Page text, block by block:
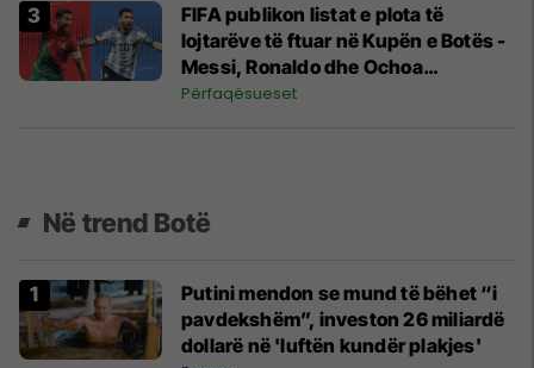
FIFA publikon listat e plota të
lojtarëve të ftuar në Kupën e Botës -
Messi, Ronaldo dhe Ochoa
rekordmen
Përfaqësueset
Në trend Botë
Putini mendon se mund të bëhet “i
pavdekshëm”, investon 26 miliardë
dollarë në 'luftën kundër plakjes'